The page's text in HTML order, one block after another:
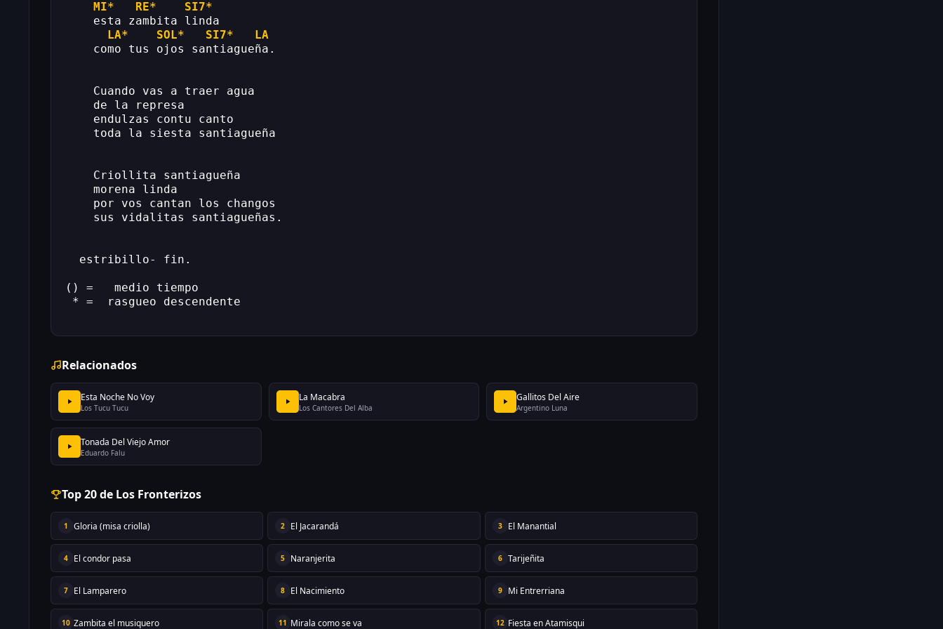
MI* RE*
SI7*
esta zambita linda
LA*
SOL* SI7*
LA
como tus ojos santiagueña.
Cuando vas a traer agua
de la represa
endulzas contu canto
toda la siesta santiagueña
Criollita santiagueña
morena linda
por vos cantan los changos
sus vidalitas santiagueñas.
estribillo- fin.
() =   medio tiempo
* =  rasgueo descendente
Relacionados
Esta Noche No Voy
Los Tucu Tucu
La Macabra
Los Cantores Del Alba
Gallitos Del Aire
Argentino Luna
Tonada Del Viejo Amor
Eduardo Falu
Top 20 de Los Fronterizos
1 Gloria (misa criolla) 2 El Jacarandá 3 El Manantial
4 El condor pasa 5 Naranjerita 6 Tarijeñita
7 El Lamparero 8 El Nacimiento 9 Mi Entrerriana
10 Zambita el musiquero 11 Mirala como se va 12 Fiesta en Atamisqui